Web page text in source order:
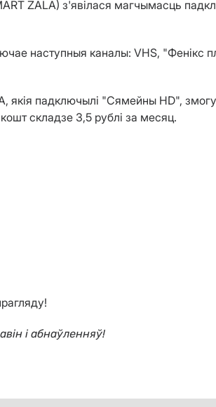
ZALA) з'явілася магчымасць
наступныя каналы: VHS,
падключылі "Сямейны HD",
складзе 3,5 рублі за месяц.
і абнаўленняў!